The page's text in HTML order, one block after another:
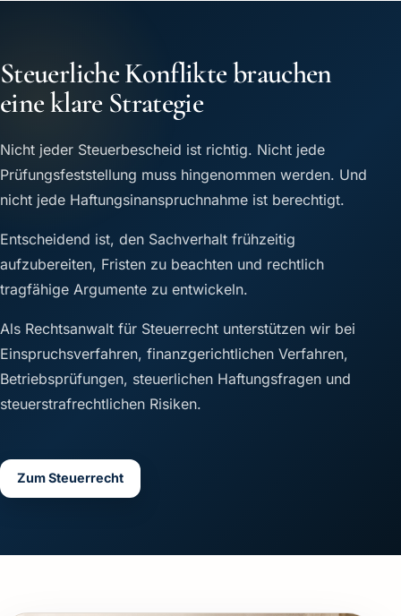
Steuerliche Konflikte brauchen
eine klare Strategie
Nicht jeder Steuerbescheid ist richtig. Nicht jede
Prüfungsfeststellung muss hingenommen werden. Und
nicht jede Haftungsinanspruchnahme ist berechtigt.
Entscheidend ist, den Sachverhalt frühzeitig
aufzubereiten, Fristen zu beachten und rechtlich
tragfähige Argumente zu entwickeln.
Als Rechtsanwalt für Steuerrecht unterstützen wir bei
Einspruchsverfahren, finanzgerichtlichen Verfahren,
Betriebsprüfungen, steuerlichen Haftungsfragen und
steuerstrafrechtlichen Risiken.
Zum Steuerrecht